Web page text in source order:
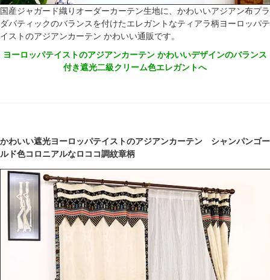
国産ジャガード織りオーダーカーテン生地に、かわいいアジアン布プラ
ダバティックのバランスを付けたエレガントなティアラ柄ヨーロッパテ
イストのアジアンカーテン かわいい通販です。
ヨーロッパテイストのアジアンカーテン かわいいデザインのバランス
付き遮光二級クリーム色エレガントへ
かわいい遮光ヨーロッパテイストのアジアンカーテン シャンパンゴー
ルド色コロニアルなロココ調紋章柄